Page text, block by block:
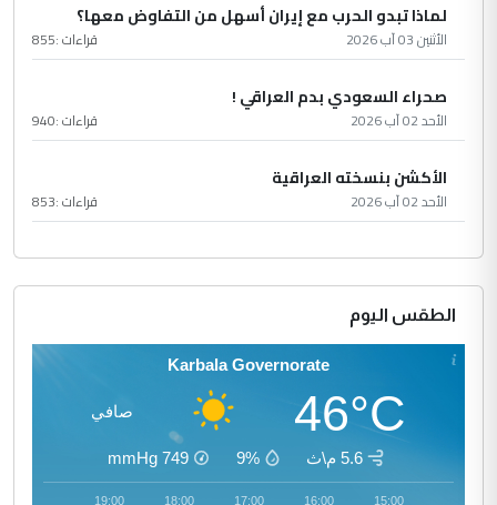
لماذا تبدو الحرب مع إيران أسهل من التفاوض معها؟
الأثنين 03 آب 2026 قراءات :855
صحراء السعودي بدم العراقي !
الأحد 02 آب 2026 قراءات :940
الأكشن بنسخته العراقية
الأحد 02 آب 2026 قراءات :853
الطقس اليوم
Karbala Governorate
46°C صافي
5.6 م\ث 9%
749
mmHg
15:00
16:00
17:00
18:00
19:00